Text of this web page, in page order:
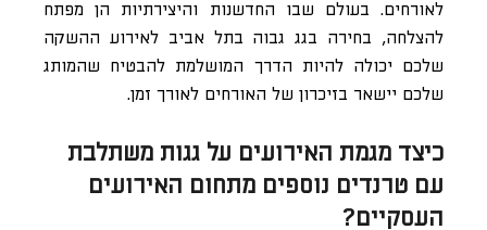
לאורחים. בעולם שבו החדשנות והיצירתיות הן מפתח
להצלחה, בחירה בגג גבוה בתל אביב לאירוע ההשקה
שלכם יכולה להיות הדרך המושלמת להבטיח שהמותג
שלכם יישאר בזיכרון של האורחים לאורך זמן.
כיצד מגמת האירועים על גגות משתלבת
עם טרנדים נוספים מתחום האירועים
העסקיים?